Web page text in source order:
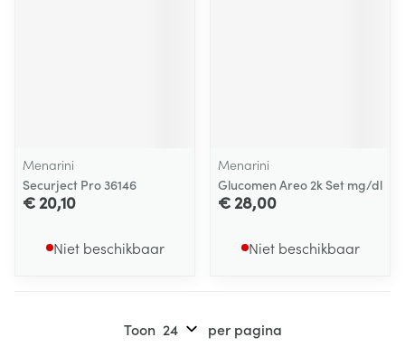
Menarini
Securject Pro 36146
€ 20,10
Niet beschikbaar
Menarini
Glucomen Areo 2k Set mg/dl
€ 28,00
Niet beschikbaar
Toon per pagina